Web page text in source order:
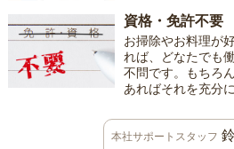
資格・免許不要
お掃除やお料理が
れば、どなたでも
不問です。もちろ
あればそれを充分
本社サポートスタッフ